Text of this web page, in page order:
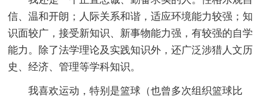
信、温和开朗；人际关系和谐，适应环境能力较强；知
识面较广，接受新知识、新事物能力强，有较强的自学
能力。除了法学理论及实践知识外，还广泛涉猎人文历
史、经济、管理等学科知识。
我喜欢运动，特别是篮球（也曾多次组织篮球比